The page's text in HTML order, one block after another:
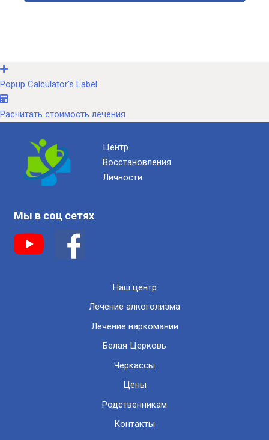
Popup Calculator's Label
Расчитать стоимость лечения
Центр
Восстановления
Личности
Мы в соц сетях
Наш центр
Лечение алкоголизма
Лечение наркомании
Белая Церковь
Черкассы
Цены
Родственникам
Контакты